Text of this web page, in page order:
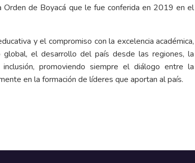
Orden de Boyacá que le fue conferida en 2019 en el
y el compromiso con la excelencia académica,
global, el desarrollo del país desde las regiones, la
promoviendo siempre el diálogo entre la
en la formación de líderes que aportan al país.